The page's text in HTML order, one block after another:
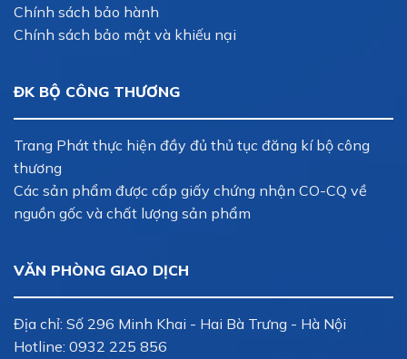
Chính sách bảo hành
Chính sách bảo mật và khiếu nại
ĐK BỘ CÔNG THƯƠNG
Trang Phát thực hiện đầy đủ thủ tục đăng kí bộ công
thương
Các sản phẩm được cấp giấy chứng nhận CO-CQ về
nguồn gốc và chất lượng sản phẩm
VĂN PHÒNG GIAO DỊCH
Địa chỉ: Số 296 Minh Khai - Hai Bà Trưng - Hà Nội
Hotline: 0932 225 856